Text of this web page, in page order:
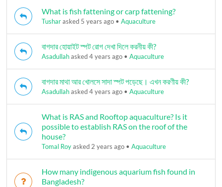
What is fish fattening or carp fattening?
Tusharasked 5 years ago •Aquaculture
বাগদার হোয়াইট স্পট রোগ দেখা দিলে করনীয় কী?
Asadullahasked 4 years ago •Aquaculture
বাগদার মাথা আর খোলসে সাদা স্পট পড়েছে। এখন করণীয় কী?
Asadullahasked 4 years ago •Aquaculture
What is RAS and Rooftop aquaculture? Is it
possible to establish RAS on the roof of the
house?
Tomal Royasked 2 years ago •Aquaculture
How many indigenous aquarium fish found in
Bangladesh?